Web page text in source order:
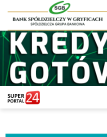
STRONA GŁÓWNA
POWIAT GRYFICKI